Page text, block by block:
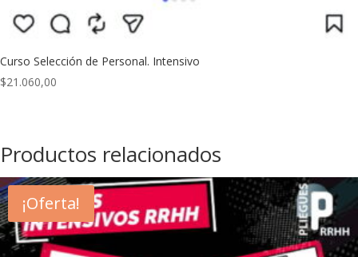
Curso Selección de Personal. Intensivo
$21.060,00
Productos relacionados
¡Oferta!